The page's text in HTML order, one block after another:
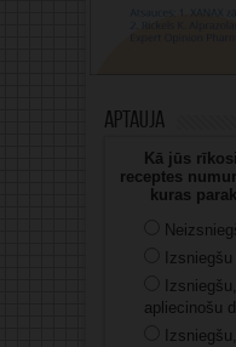
Aptauja
Kā jūs
receptes
kuras
apliecinošu